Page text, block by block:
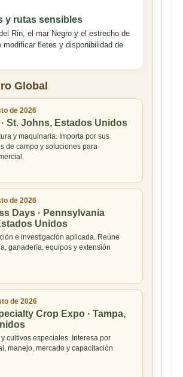
y rutas sensibles
Rin, el mar Negro y el estrecho de
modificar fletes y disponibilidad de
Global
de 2026
St. Johns, Estados Unidos
y maquinaria. Importa por sus
de campo y soluciones para
de 2026
Days · Pennsylvania
Unidos
e investigación aplicada. Reúne
ganadería, equipos y extensión
de 2026
Crop Expo · Tampa,
cultivos especiales. Interesa por
manejo, mercado y capacitación